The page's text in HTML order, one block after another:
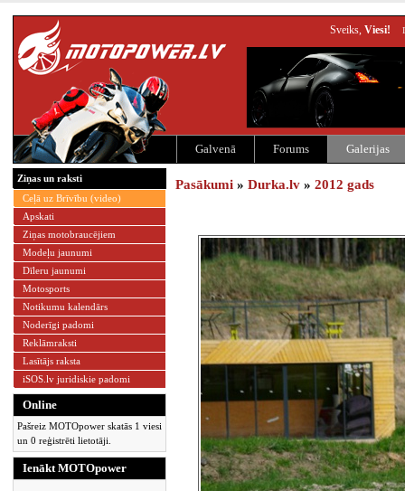
Sveiks, Viesi!
Galvenā Forums Galerijas
Ziņas un raksti
Ceļā uz Brīvību (video)
Apskati
Ziņas motobraucējiem
Modeļu jaunumi
Dīleru jaunumi
Motosports
Notikumu kalendārs
Noderīgi padomi
Reklāmraksti
Lasītājs raksta
iSOS.lv juridiskie padomi
Online
Pašreiz MOTOpower skatās 1 viesi
un 0 reģistrēti lietotāji.
Ienākt MOTOpower
Pasākumi » Durka.lv » 2012 gads